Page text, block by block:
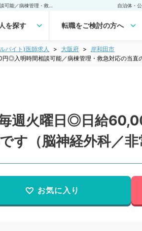
自治体・
を探す 転職をご検討の方へ
バイト)医師求人 大阪府
岸和田市
◎入明時間相談可能／病棟管理・救急対応の当直
毎週火曜日◎日給
す（脳神経外科／非
お気に入り